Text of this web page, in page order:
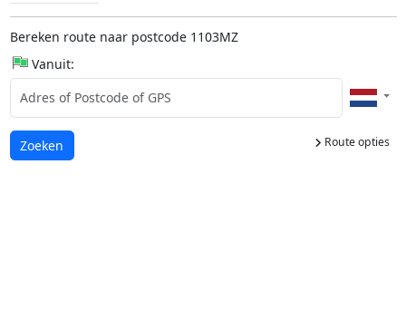
Bereken route naar postcode 1103MZ
Vanuit:
Route opties
Laden...
Zoeken